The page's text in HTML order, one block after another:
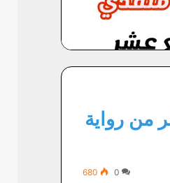
من رواية
0
680